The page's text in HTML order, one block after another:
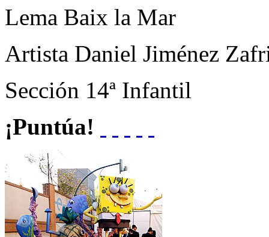
Lema Baix la Mar
Artista Daniel Jiménez
Sección 14ª Infantil
¡Puntúa!